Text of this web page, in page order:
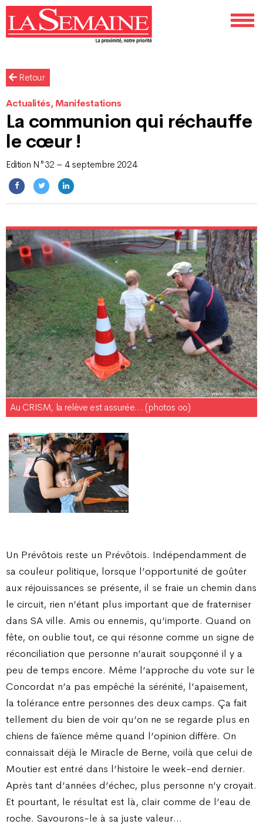
Retour
Actualités, Manifestations
La communion qui réchauffe
le cœur !
Edition N°32 – 4 septembre 2024
Au CRISM, la relève est assurée… (photos oo)
Un Prévôtois reste un Prévôtois. Indépendamment de
sa couleur politique, lorsque l’opportunité de goûter
aux réjouissances se présente, il se fraie un chemin dans
le circuit, rien n’étant plus important que de fraterniser
dans SA ville. Amis ou ennemis, qu’importe. Quand on
fête, on oublie tout, ce qui résonne comme un signe de
réconciliation que personne n’aurait soupçonné il y a
peu de temps encore. Même l’approche du vote sur le
Concordat n’a pas empêché la sérénité, l’apaisement,
la tolérance entre personnes des deux camps. Ça fait
tellement du bien de voir qu’on ne se regarde plus en
chiens de faïence même quand l’opinion diffère. On
connaissait déjà le Miracle de Berne, voilà que celui de
Moutier est entré dans l’histoire le week-end dernier.
Après tant d’années d’échec, plus personne n’y croyait.
Et pourtant, le résultat est là, clair comme de l’eau de
roche. Savourons-le à sa juste valeur…